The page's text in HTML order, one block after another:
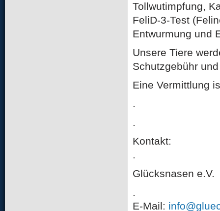
Tollwutimpfung,
FeliD-3-Test
Entwurmung und
Unsere Tiere
Schutzgebühr
Eine Vermittlung
.
.
Kontakt:
.
Glücksnasen e.V.
.
E-Mail: